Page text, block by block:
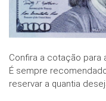
Confira a cotação para
É sempre
reservar a quantia